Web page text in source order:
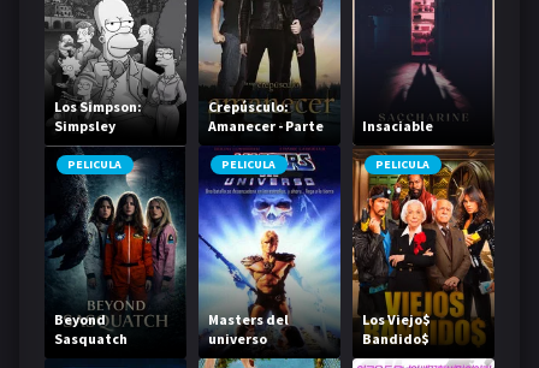
Los Simpson:
Simpsley
Crepúsculo:
Amanecer - Parte
2
Insaciable
PELICULA
Beyond
Sasquatch
PELICULA
Masters del
universo
PELICULA
Los Viejo$
Bandido$